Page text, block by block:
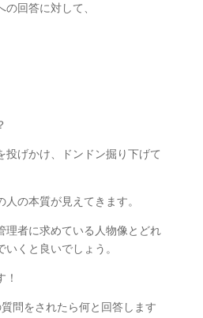
回答に対して、
投げかけ、ドンドン掘り下げて
の本質が見えてきます。
理者に求めている人物像とどれ
くと良いでしょう。
！
問をされたら何と回答します